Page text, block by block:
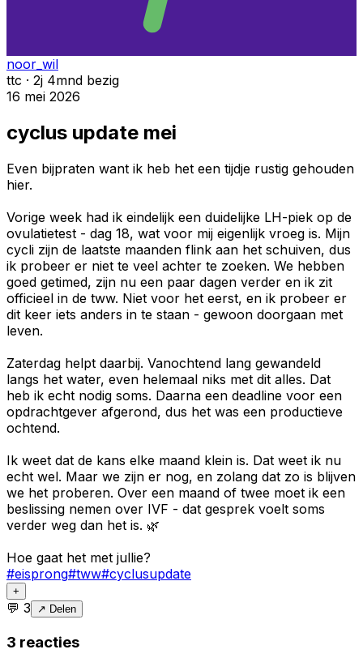
noor_wil
ttc · 2j 4mnd bezig
16 mei 2026
cyclus update mei
Even bijpraten want ik heb het een tijdje rustig gehouden
hier.
Vorige week had ik eindelijk een duidelijke LH-piek op de
ovulatietest - dag 18, wat voor mij eigenlijk vroeg is. Mijn
cycli zijn de laatste maanden flink aan het schuiven, dus
ik probeer er niet te veel achter te zoeken. We hebben
goed getimed, zijn nu een paar dagen verder en ik zit
officieel in de tww. Niet voor het eerst, en ik probeer er
dit keer iets anders in te staan - gewoon doorgaan met
leven.
Zaterdag helpt daarbij. Vanochtend lang gewandeld
langs het water, even helemaal niks met dit alles. Dat
heb ik echt nodig soms. Daarna een deadline voor een
opdrachtgever afgerond, dus het was een productieve
ochtend.
Ik weet dat de kans elke maand klein is. Dat weet ik nu
echt wel. Maar we zijn er nog, en zolang dat zo is blijven
we het proberen. Over een maand of twee moet ik een
beslissing nemen over IVF - dat gesprek voelt soms
verder weg dan het is. 🌿
Hoe gaat het met jullie?
#eisprong#tww#cyclusupdate
+
💬 3 ↗ Delen
3 reacties